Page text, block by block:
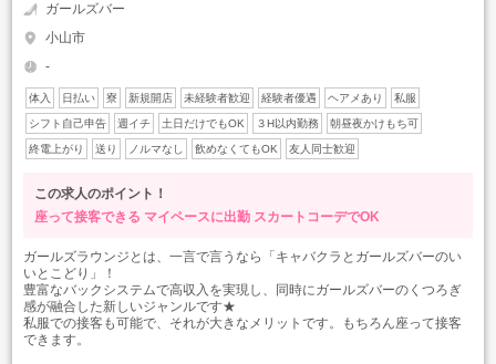
ガールズバー
小山市
-
体入 日払い 寮 新規開店 未経験者歓迎 経験者優遇 ヘアメあり 私服
シフト自己申告 週イチ 土日だけでもOK ３H以内勤務 朝昼夜かけもち可
終電上がり 送り ノルマなし 飲めなくてもOK 友人同士歓迎
この求人のポイント！
座って接客できる マイペースに出勤 スカートコーデでOK
ガールズラウンジとは、一言で言うなら「キャバクラとガールズバーのい
いとこどり」！
豊富なバックシステムで高収入を実現し、同時にガールズバーのくつろぎ
感が融合した新しいジャンルです★
私服での接客も可能で、それが大きなメリットです。もちろん座って接客
できます。